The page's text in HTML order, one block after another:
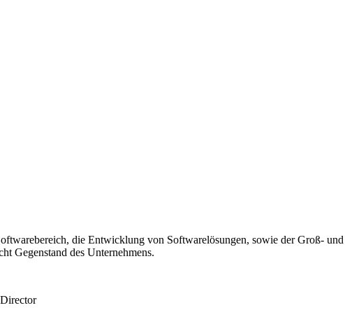
die Entwicklung von Softwarelösungen, sowie der Groß-
Gegenstand des Unternehmens.